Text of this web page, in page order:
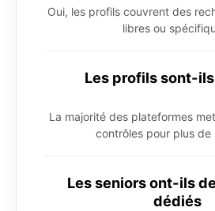
Oui, les profils couvrent des
libres ou
Les profils sont-
La majorité des plateformes
contrôles pour plus de
Les seniors ont-ils
dédiés